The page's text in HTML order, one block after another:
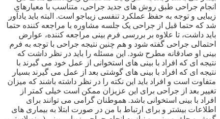
انجام جراحی طبق روش های جدید جراحی، متناسب با معیارهای
زیبایی و توجه به حفظ عملکرد تنفسی زیباجو است. البته باید یادآور
شد که حتما قبل از جراحی یک جلسه مشاوره با مراجعه کننده حتما
باید داشت، تا علاوه بر بررسی فرم بینی مراجعه کننده، عوارض
احتمالی جراحی گفته شود و هم چنین نتیجه جراحی با توجه به فرم
بینی او صادقانه مطرح شود. این مسئله را باید در نظر داشت که
نتیجه ای که افراد با بینی های استخوانی از عمل خود می گیرند با
نتیجه ای که افراد با بینی های گوشتی بعد از عمل می گیرند بسیار
متفاوت است و افراد باید این نکته را در نظر داشته باشند که میزان
تغییر بعد از جراحی برای این عزیزان ممکن است خیلی کمتر از
افراد با بینی استخوانی باشد. هموطنان گرامی می توانند برای
اطلاعات بیشتر و برای ارتباط با من در صورت ابتلا به بیماری های